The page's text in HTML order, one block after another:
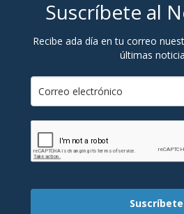
Suscríbete al
Recibe ada día en tu correo
últimas
Suscríbete